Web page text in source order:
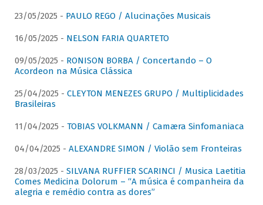
23/05/2025 - PAULO REGO / Alucinações Musicais
16/05/2025 - NELSON FARIA QUARTETO
09/05/2025 - RONISON BORBA / Concertando – O
Acordeon na Música Clássica
25/04/2025 - CLEYTON MENEZES GRUPO / Multiplicidades
Brasileiras
11/04/2025 - TOBIAS VOLKMANN / Camæra Sinfomaniaca
04/04/2025 - ALEXANDRE SIMON / Violão sem Fronteiras
28/03/2025 - SILVANA RUFFIER SCARINCI / Musica Laetitia
Comes Medicina Dolorum – “A música é companheira da
alegria e remédio contra as dores”